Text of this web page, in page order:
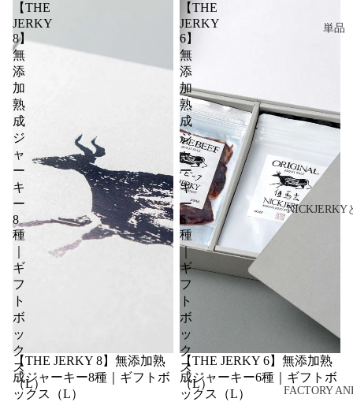
単品
NICKJERKY
FACTORY
【THE
JERKY
8】
無
添
加
熟
成
ジ
ャ
ー
キ
ー
8
種
ギ
フ
ト
ボ
ッ
ク
ス
（L）
【THE JERKY 8】無添加熟
成ジャーキー8種｜ギフトボ
ックス（L）
【THE
JERKY
6】
無
添
加
熟
成
ジ
ャ
ー
キ
ー
6
種
｜
ギ
フ
ト
ボ
ッ
ク
ス
（L）
【THE JERKY 6】無添加熟
成ジャーキー6種｜ギフトボ
ックス（L）